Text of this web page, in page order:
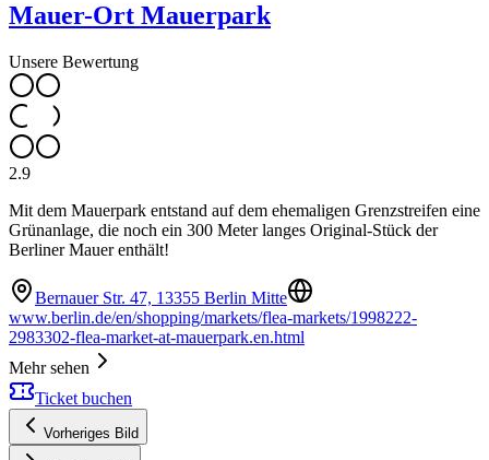
Mauer-Ort Mauerpark
Unsere Bewertung
2.9
Mit dem Mauerpark entstand auf dem ehemaligen Grenzstreifen eine
Grünanlage, die noch ein 300 Meter langes Original-Stück der
Berliner Mauer enthält!
Bernauer Str. 47, 13355 Berlin Mitte
www.berlin.de/en/shopping/markets/flea-markets/1998222-
2983302-flea-market-at-mauerpark.en.html
Mehr sehen
Ticket buchen
Vorheriges Bild